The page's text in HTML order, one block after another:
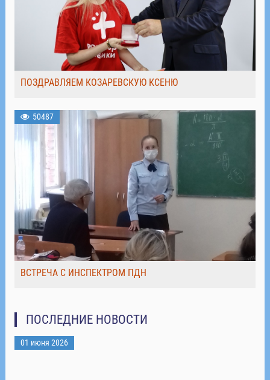
ПОЗДРАВЛЯЕМ КОЗАРЕВСКУЮ КСЕНЮ
50487
ВСТРЕЧА С ИНСПЕКТРОМ ПДН
ПОСЛЕДНИЕ НОВОСТИ
01 июня 2026